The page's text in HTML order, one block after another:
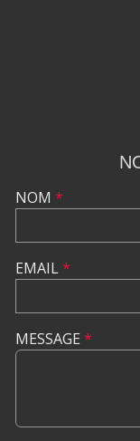
NOM *
EMAIL*
MESSAGE *